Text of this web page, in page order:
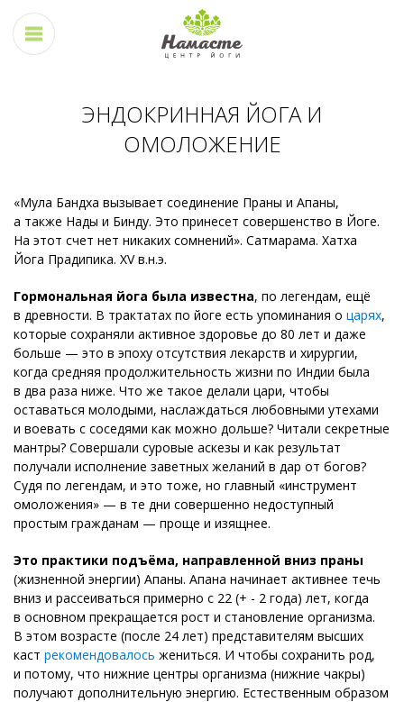
ЭНДОКРИННАЯ ЙОГА И
ОМОЛОЖЕНИЕ
«Мула Бандха вызывает соединение Праны и Апаны,
а также Нады и Бинду. Это принесет совершенство в Йоге.
На этот счет нет никаких сомнений». Сатмарама. Хатха
Йога Прадипика. XV в.н.э.
Гормональная йога была известна, по легендам, ещё
в древности. В трактатах по йоге есть упоминания о царях,
которые сохраняли активное здоровье до 80 лет и даже
больше — это в эпоху отсутствия лекарств и хирургии,
когда средняя продолжительность жизни по Индии была
в два раза ниже. Что же такое делали цари, чтобы
оставаться молодыми, наслаждаться любовными утехами
и воевать с соседями как можно дольше? Читали секретные
мантры? Совершали суровые аскезы и как результат
получали исполнение заветных желаний в дар от богов?
Судя по легендам, и это тоже, но главный «инструмент
омоложения» — в те дни совершенно недоступный
простым гражданам — проще и изящнее.
Это практики подъёма, направленной вниз праны
(жизненной энергии) Апаны. Апана начинает активнее течь
вниз и рассеиваться примерно с 22 (+ - 2 года) лет, когда
в основном прекращается рост и становление организма.
В этом возрасте (после 24 лет) представителям высших
каст рекомендовалось жениться. И чтобы сохранить род,
и потому, что нижние центры организма (нижние чакры)
получают дополнительную энергию. Естественным образом